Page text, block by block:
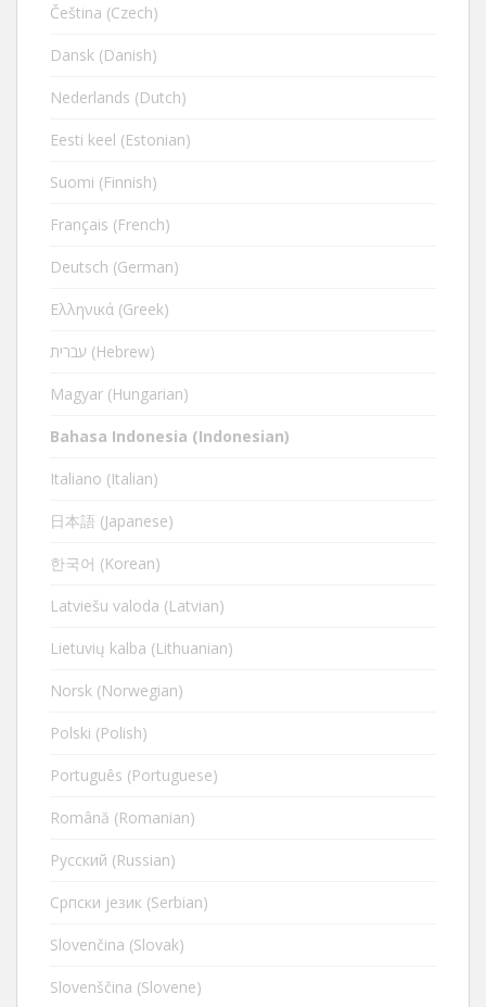
Čeština (Czech)
Dansk (Danish)
Nederlands (Dutch)
Eesti keel (Estonian)
Suomi (Finnish)
Français (French)
Deutsch (German)
Ελληνικά (Greek)
עברית (Hebrew)
Magyar (Hungarian)
Bahasa Indonesia (Indonesian)
Italiano (Italian)
日本語 (Japanese)
한국어 (Korean)
Latviešu valoda (Latvian)
Lietuvių kalba (Lithuanian)
Norsk (Norwegian)
Polski (Polish)
Português (Portuguese)
Română (Romanian)
Русский (Russian)
Cрпски језик (Serbian)
Slovenčina (Slovak)
Slovenščina (Slovene)